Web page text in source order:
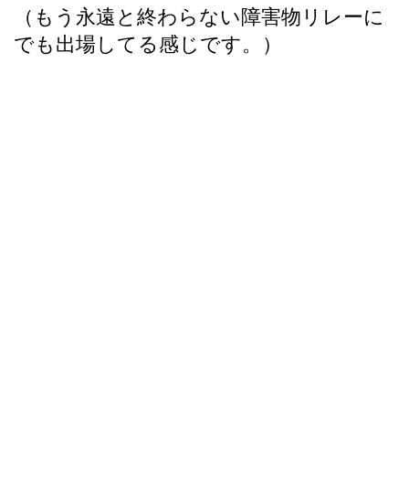
（もう永遠と終わらない障害物リレーに
でも出場してる感じです。）